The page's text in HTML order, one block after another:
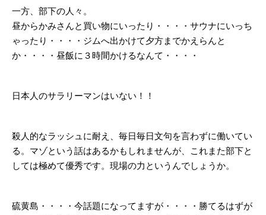
一方、部下の人々。
昼からかみさんと買い物にいったり・・・・サウナにいっち
ゃったり・・・・ジムへ出かけて夕方までかえらんと
か・・・・昼飯に３時間かけるなんて・・・・
日本人のサラリーマンはいない！！
殺人的なラッシュに耐え、毎日毎日文句を言わずに働いてい
る。マゾという話はあるかもしれませんが、これまた部下と
しては極めて優秀です。現場の力というんでしょうか。
硫黄島・・・・今話題になってますが・・・・勝てるはずが